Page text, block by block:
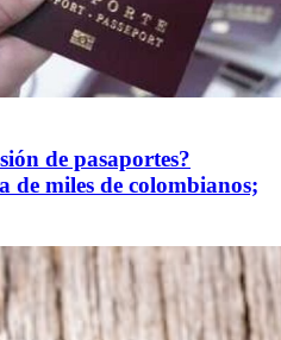
de pasaportes?
de miles de colombianos;